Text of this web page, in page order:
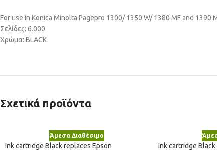
For use in Konica Minolta Pagepro 1300/ 1350 W/ 1380 MF and 1390
Σελίδες: 6.000
Χρώμα: BLACK
Σχετικά προϊόντα
Άμεσα Διαθέσιμο
Ink cartridge Black replaces Epson
Ink cartridge